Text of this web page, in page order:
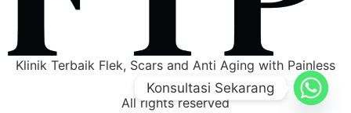
Klinik Terbaik Flek, Scars and Anti Aging with Painless
Skin Boosters
All rights reserved
Konsultasi Sekarang